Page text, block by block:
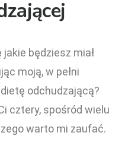
będziesz miał
moją, w pełni
odchudzającą?
cztery, spośród wielu
warto mi zaufać.